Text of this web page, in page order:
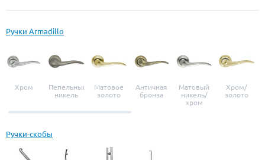
Ручки Armadillo
Хром
Пепельный
никель
Матовое
золото
Античная
бронза
Матовый
никель/
хром
Хром/
золото
Ручки-скобы